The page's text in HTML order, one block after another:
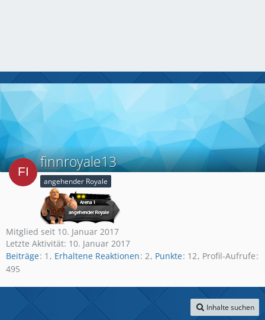
finnroyale13
angehender Royale
Mitglied seit 10. Januar 2017
Letzte Aktivität: 10. Januar 2017
Beiträge 1 Erhaltene Reaktionen 2 Punkte 12 Profil-Aufrufe
495
Inhalte suchen